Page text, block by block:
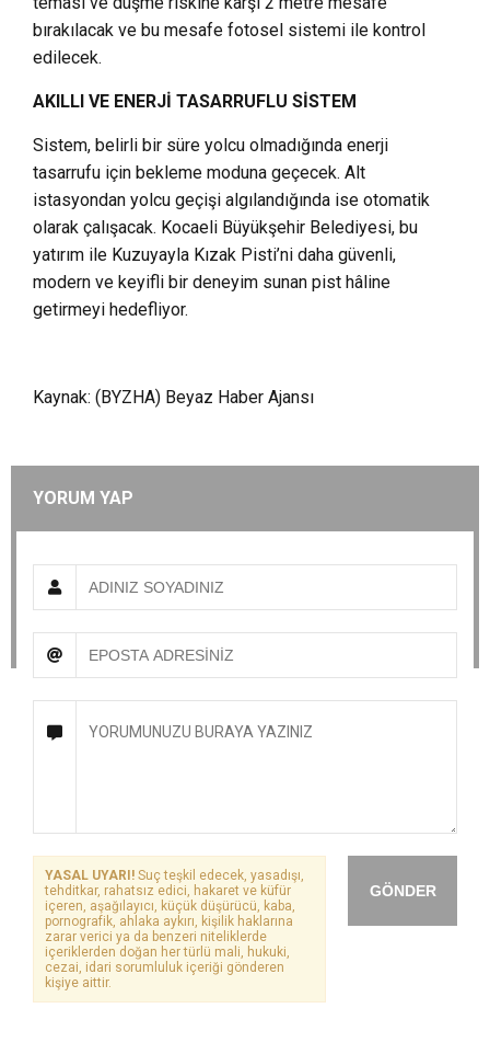
bırakılacak ve bu mesafe fotosel sistemi ile kontrol
edilecek.
AKILLI VE ENERJİ TASARRUFLU SİSTEM
Sistem, belirli bir süre yolcu olmadığında enerji
tasarrufu için bekleme moduna geçecek. Alt
istasyondan yolcu geçişi algılandığında ise otomatik
olarak çalışacak. Kocaeli Büyükşehir Belediyesi, bu
yatırım ile Kuzuyayla Kızak Pisti’ni daha güvenli,
modern ve keyifli bir deneyim sunan pist hâline
getirmeyi hedefliyor.
Kaynak: (BYZHA) Beyaz Haber Ajansı
YORUM YAP
GÖNDER
YASAL UYARI! Suç teşkil edecek, yasadışı,
tehditkar, rahatsız edici, hakaret ve küfür
içeren, aşağılayıcı, küçük düşürücü, kaba,
pornografik, ahlaka aykırı, kişilik haklarına
zarar verici ya da benzeri niteliklerde
içeriklerden doğan her türlü mali, hukuki,
cezai, idari sorumluluk içeriği gönderen
kişiye aittir.